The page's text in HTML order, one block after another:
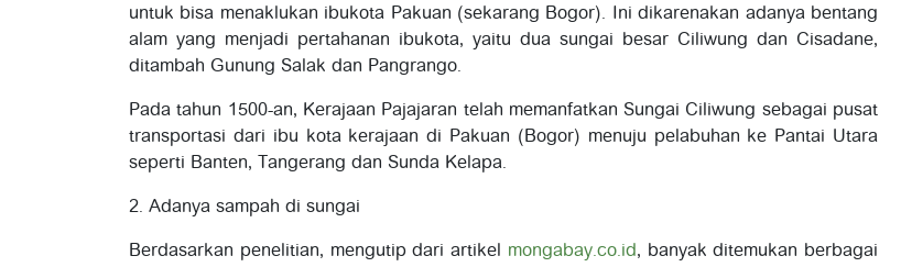
untuk bisa menaklukan ibukota Pakuan (sekarang Bogor). Ini dikarenakan adanya bentang
alam yang menjadi pertahanan ibukota, yaitu dua sungai besar Ciliwung dan Cisadane,
ditambah Gunung Salak dan Pangrango.
Pada tahun 1500-an, Kerajaan Pajajaran telah memanfatkan Sungai Ciliwung sebagai pusat
transportasi dari ibu kota kerajaan di Pakuan (Bogor) menuju pelabuhan ke Pantai Utara
seperti Banten, Tangerang dan Sunda Kelapa.
2. Adanya sampah di sungai
Berdasarkan penelitian, mengutip dari artikel mongabay.co.id, banyak ditemukan berbagai